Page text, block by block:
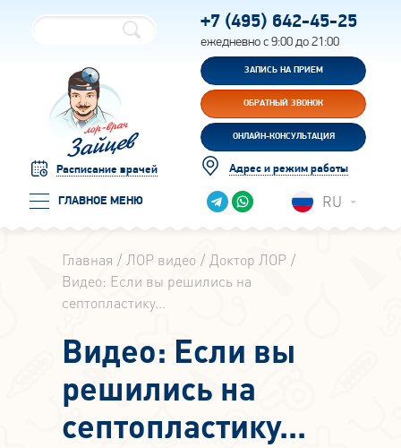
Расписание врачей
ГЛАВНОЕ МЕНЮ
+7 (495) 642-45-25
ежедневно с 9:00 до 21:00
ЗАПИСЬ НА ПРИЕМ
ОБРАТНЫЙ ЗВОНОК
ОНЛАЙН-КОНСУЛЬТАЦИЯ
Адрес и режим работы
RU
Главная ЛОР видео
Доктор ЛОР
Видео: Если вы решились на
септопластику...
Видео: Если вы
решились на
септопластику...